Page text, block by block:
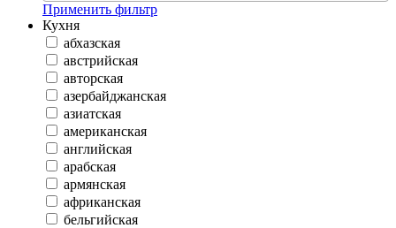
Применить фильтр
Кухня
абхазская
австрийская
авторская
азербайджанская
азиатская
американская
английская
арабская
армянская
африканская
бельгийская